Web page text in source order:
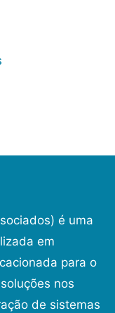
é uma
em
para o
nos
de sistemas